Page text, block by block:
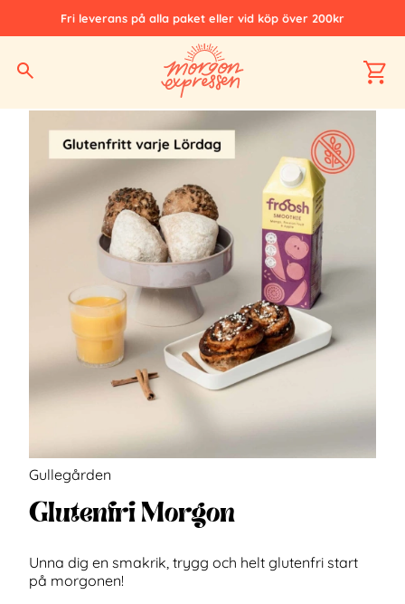
Fri leverans på alla paket eller vid köp över 200kr
Hem Alla produkter Glutenfritt Glutenfri Morgon
Gullegården
Glutenfri Morgon
Unna dig en smakrik, trygg och helt glutenfri start
på morgonen!